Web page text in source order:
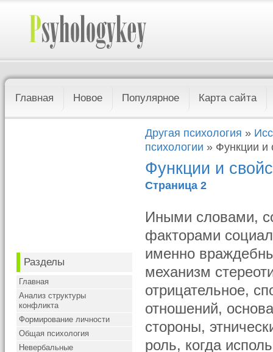
Главная Новое Популярное Карта сайта
Разделы
Главная
Анализ структуры
конфликта
Формирование личности
Общая психология
Невербальные
Другая психология »
психологии » Функции и
Функции и
Страница 2
Иными словами,
факторами
именно
механизм
отрицательное,
отношений,
стороны,
роль, когда